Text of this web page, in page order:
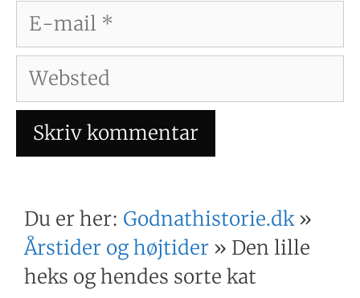
E-
mail
Websted
Du er her: Godnathistorie.dk»
Årstider og højtider » Den lille
heks og hendes sorte kat